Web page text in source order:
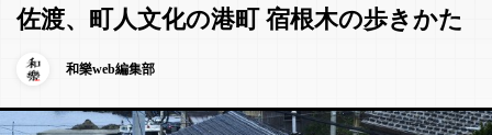
佐渡、町人文化の港町 宿根木の歩きかた
和樂web編集部